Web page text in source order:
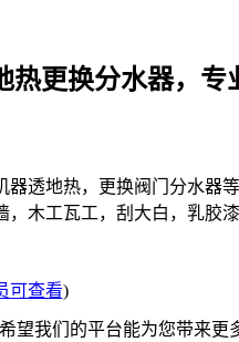
热更换分水器，专
透地热，更换阀门分水器
木工瓦工，刮大白，乳胶漆
可查看)
我们的平台能为您带来更